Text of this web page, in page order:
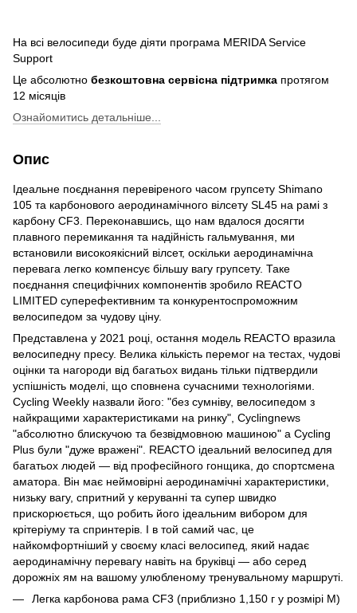
На всі велосипеди буде діяти програма MERIDA Service
Support
Це абсолютно безкоштовна сервісна підтримка протягом
12 місяців
Ознайомитись детальніше...
Опис
Ідеальне поєднання перевіреного часом групсету Shimano
105 та карбонового аеродинамічного вілсету SL45 на рамі з
карбону CF3. Переконавшись, що нам вдалося досягти
плавного перемикання та надійність гальмування, ми
встановили високоякісний вілсет, оскільки аеродинамічна
перевага легко компенсує більшу вагу групсету. Таке
поєднання специфічних компонентів зробило REACTO
LIMITED суперефективним та конкурентоспроможним
велосипедом за чудову ціну.
Представлена у 2021 році, остання модель REACTO вразила
велосипедну пресу. Велика кількість перемог на тестах, чудові
оцінки та нагороди від багатьох видань тільки підтвердили
успішність моделі, що сповнена сучасними технологіями.
Cycling Weekly назвали його: "без сумніву, велосипедом з
найкращими характеристиками на ринку", Cyclingnews
"абсолютно блискучою та безвідмовною машиною" а Cycling
Plus були "дуже вражені". REACTO ідеальний велосипед для
багатьох людей — від професійного гонщика, до спортсмена
аматора. Він має неймовірні аеродинамічні характеристики,
низьку вагу, спритний у керуванні та супер швидко
прискорюється, що робить його ідеальним вибором для
крітеріуму та спринтерів. І в той самий час, це
найкомфортніший у своєму класі велосипед, який надає
аеродинамічну перевагу навіть на бруківці — або серед
дорожніх ям на вашому улюбленому тренувальному маршруті.
Легка карбонова рама CF3 (приблизно 1,150 г у розмірі М)